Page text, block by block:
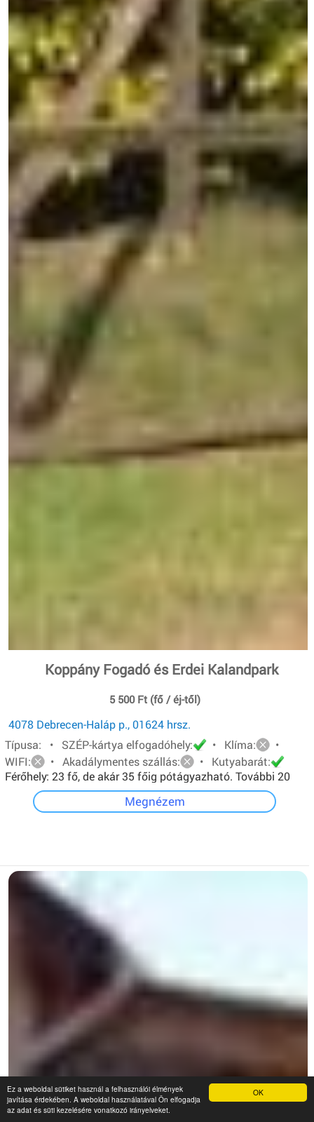
OK
Ez a weboldal sütiket használ a felhasználói élmények
javítása érdekében. A weboldal használatával Ön elfogadja
az adat és süti kezelésére vonatkozó irányelveket.
Koppány Fogadó és Erdei Kalandpark
5 500 Ft (fő / éj-től)
4078 Debrecen-Haláp p., 01624 hrsz.
Típusa: • SZÉP-kártya elfogadóhely:
• Klíma:
•
WIFI:
• Akadálymentes szállás:
• Kutyabarát:
Férőhely: 23 fő, de akár 35 főig pótágyazható. További 20
főt pedig sátorban tudunk elhelyezni.
Megnézem